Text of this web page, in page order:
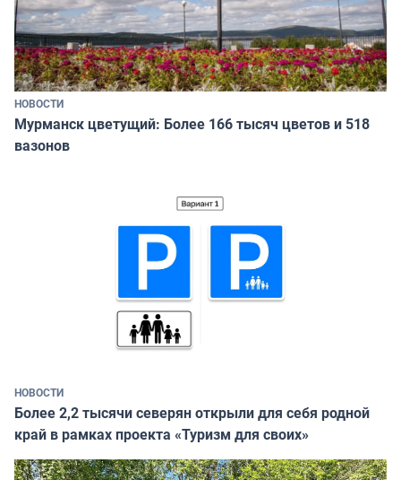
НОВОСТИ
Мурманск цветущий: Более 166 тысяч цветов и 518
вазонов
НОВОСТИ
Более 2,2 тысячи северян открыли для себя родной
край в рамках проекта «Туризм для своих»